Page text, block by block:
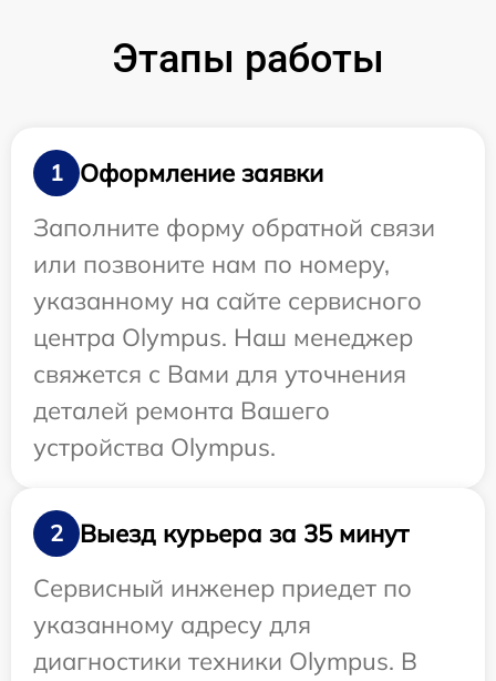
Этапы работы
1
Оформление заявки
Заполните форму обратной связи
или позвоните нам по номеру,
указанному на сайте сервисного
центра Olympus. Наш менеджер
свяжется с Вами для уточнения
деталей ремонта Вашего
устройства Olympus.
2
Выезд курьера за 35 минут
Сервисный инженер приедет по
указанному адресу для
диагностики техники Olympus. В